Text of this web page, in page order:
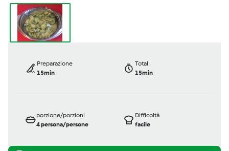
Preparazione
15min
Total
15min
porzione/porzioni
4persona/persone
Difficoltà
facile